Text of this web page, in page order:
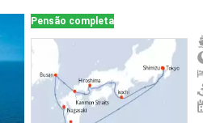
Pensão completa